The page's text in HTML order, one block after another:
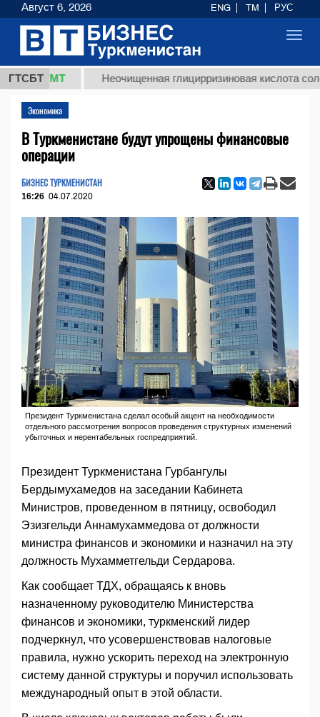
ГТСБТ
ТМТ Неочищенная глицирризиновая кислота
Экономика
В Туркменистане будут упрощены финансовые
операции
БИЗНЕС ТУРКМЕНИСТАН
16:26 04.07.2020
Президент Туркменистана сделал особый акцент на необходимости
отдельного рассмотрения вопросов проведения структурных изменений
убыточных и нерентабельных госпредприятий.
Президент Туркменистана Гурбангулы
Бердымухамедов на заседании Кабинета
Министров, проведенном в пятницу, освободил
Эзизгельди Аннамухаммедова от должности
министра финансов и экономики и назначил на эту
должность Мухамметгельди Сердарова.
Как сообщает ТДХ, обращаясь к вновь
назначенному руководителю Министерства
финансов и экономики, туркменский лидер
подчеркнул, что усовершенствовав налоговые
правила, нужно ускорить переход на электронную
систему данной структуры и поручил использовать
международный опыт в этой области.
Август 6, 2026 ENG TM РУС